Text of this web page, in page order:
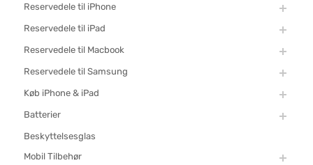
Reservedele til iPhone
Reservedele til iPad
Reservedele til Macbook
Reservedele til Samsung
Køb iPhone & iPad
Batterier
Beskyttelsesglas
Mobil Tilbehør